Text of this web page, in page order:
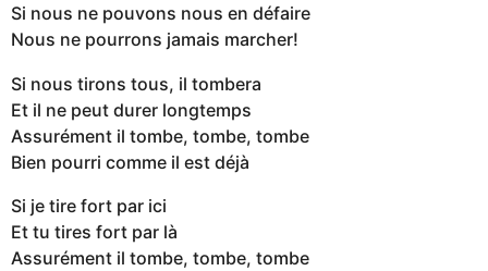
Si nous ne pouvons nous en défaire
Nous ne pourrons jamais marcher!
Si nous tirons tous, il tombera
Et il ne peut durer longtemps
Assurément il tombe, tombe, tombe
Bien pourri comme il est déjà
Si je tire fort par ici
Et tu tires fort par là
Assurément il tombe, tombe, tombe